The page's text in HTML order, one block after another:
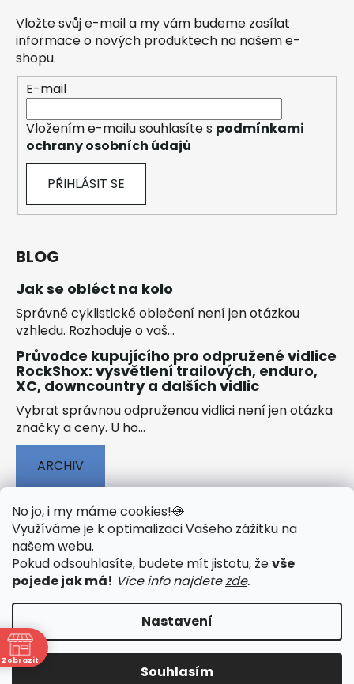
No jo, i my máme cookies!🍪
Využíváme je k optimalizaci Vašeho zážitku na
našem webu.
Pokud odsouhlasíte, budete mít jistotu, ževše
pojede jak má! Více info najdetezde.
Nastavení
Souhlasím
Vložte svůj e-mail a my vám budeme zasílat
informace o nových produktech na našem e-
shopu.
E-mail
Vložením e-mailu souhlasíte s podmínkami
ochrany osobních údajů
PŘIHLÁSIT SE
BLOG
Jak se obléct na kolo
Správné cyklistické oblečení není jen otázkou
vzhledu. Rozhoduje o vaš...
Průvodce kupujícího pro odpružené vidlice
RockShox: vysvětlení trailových, enduro,
XC, downcountry a dalších vidlic
Vybrat správnou odpruženou vidlici není jen otázka
značky a ceny. U ho...
ARCHIV
🟢 TECHNOLOGIE
🟢 O ELEKTROKOLECH
🟢 NÁVODY KE STAŽENÍ
Vytvořil Shoptet&PekneWeby
JumpSport.cz
Zobrazit